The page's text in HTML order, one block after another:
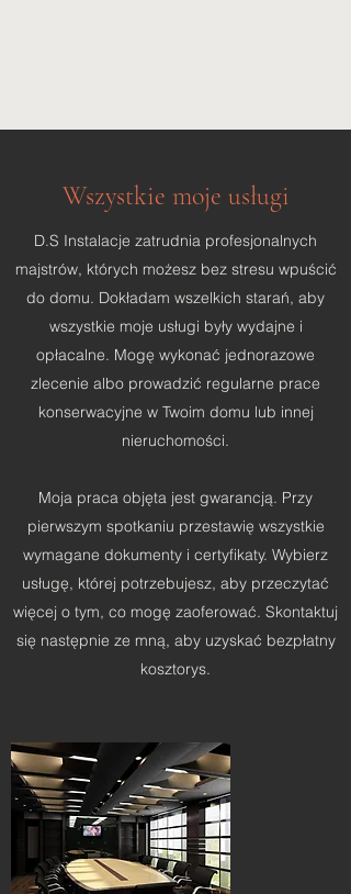
Wszystkie moje usługi
D.S Instalacje zatrudnia profesjonalnych
majstrów, których możesz bez stresu wpuścić
do domu. Dokładam wszelkich starań, aby
wszystkie moje usługi były wydajne i
opłacalne. Mogę wykonać jednorazowe
zlecenie albo prowadzić regularne prace
konserwacyjne w Twoim domu lub innej
nieruchomości.
Moja praca objęta jest gwarancją. Przy
pierwszym spotkaniu przestawię wszystkie
wymagane dokumenty i certyfikaty. Wybierz
usługę, której potrzebujesz, aby przeczytać
więcej o tym, co mogę zaoferować. Skontaktuj
się następnie ze mną, aby uzyskać bezpłatny
kosztorys.